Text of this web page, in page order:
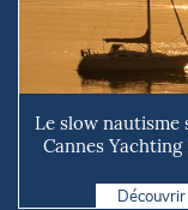
Le slow nautisme
Cannes Yachting
Découvrir